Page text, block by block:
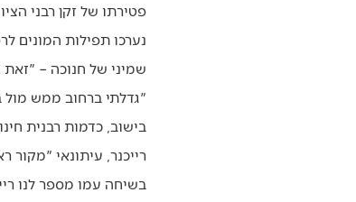
פטירתו של זקן רבני
נערכו תפילות המונים
שמיני של חנוכה – "זאת
"גדלתי ברחוב ממש מול
בישוב, כדמות רבנית
רייכנר, עיתונאי "מקור
בשיחה עמו מספר לנו